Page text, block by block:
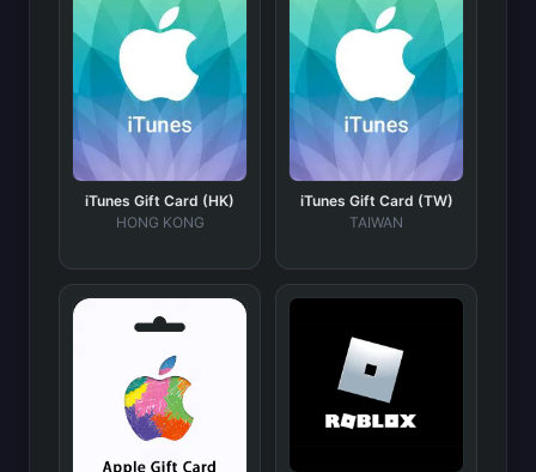
iTunes Gift Card (HK)
HONG KONG
iTunes Gift Card (TW)
TAIWAN